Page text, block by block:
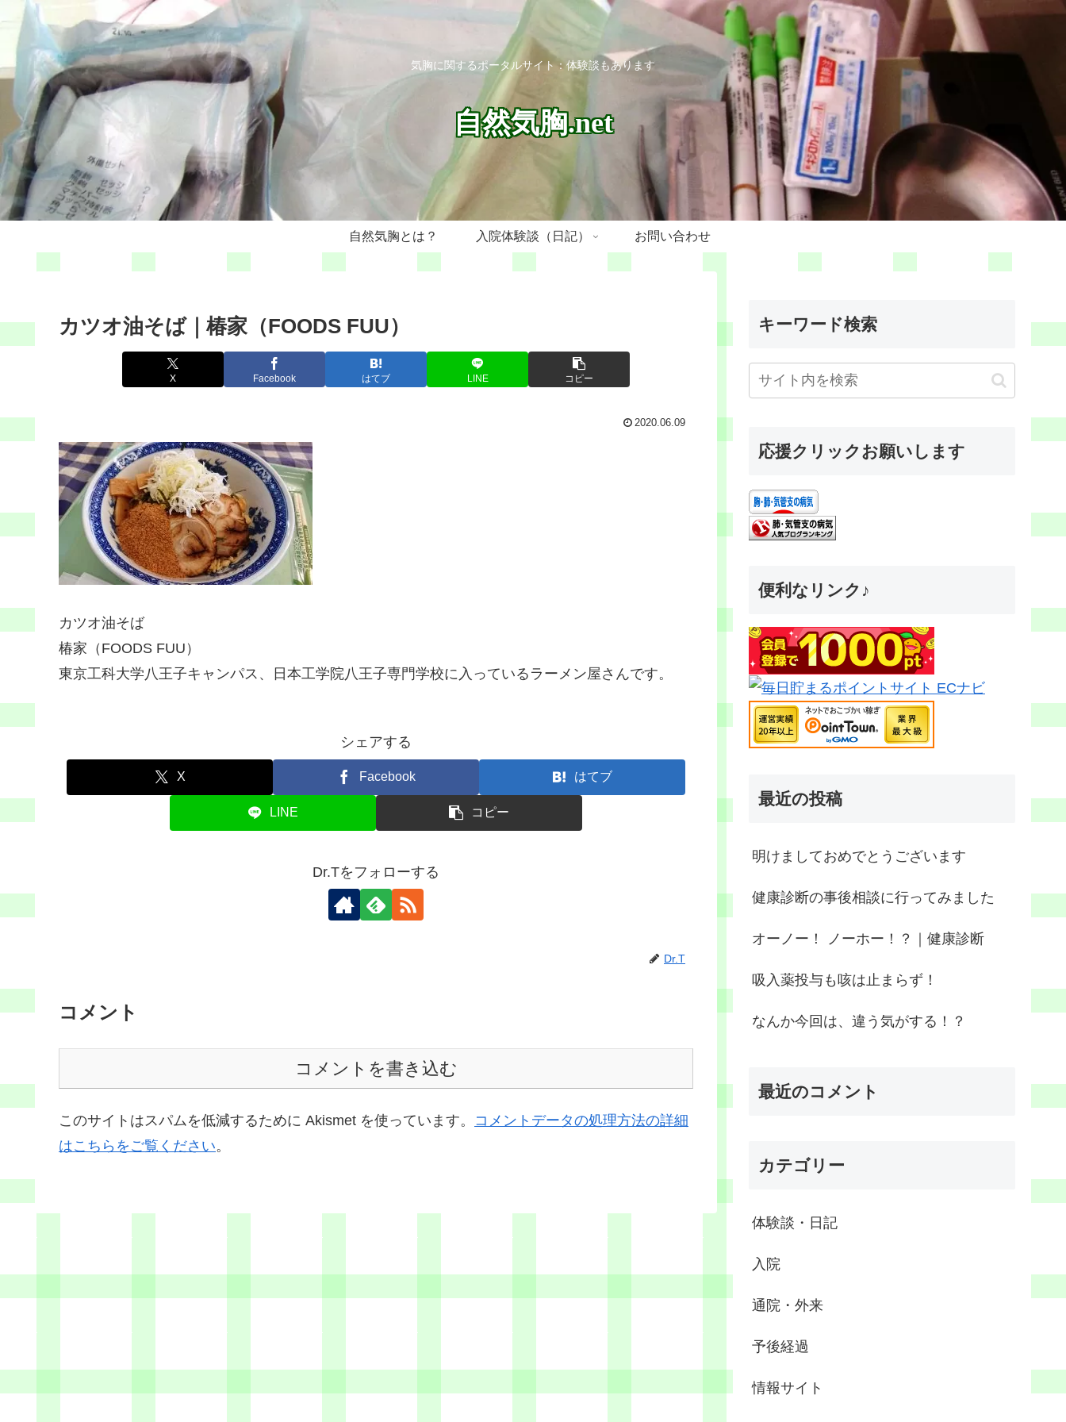
気胸に関するポータルサイト：体験談もあります
自然気胸.net
自然気胸とは？ 入院体験談（日記） お問い合わせ
カツオ油そば｜椿家（FOODS FUU）
X Facebook はてブ LINE コピー
2020.06.09
カツオ油そば
椿家（FOODS FUU）
東京工科大学八王子キャンパス、日本工学院八王子専門学校に入っているラーメン屋さんです。
シェアする
X Facebook はてブ
LINE コピー
Dr.Tをフォローする
Dr.T
コメント
コメントを書き込む
このサイトはスパムを低減するために Akismet を使っています。 コメントデータの処理方法の詳細
はこちらをご覧ください。
キーワード検索
応援クリックお願いします
便利なリンク♪
最近の投稿
明けましておめでとうございます
健康診断の事後相談に行ってみました
オーノー！ ノーホー！？｜健康診断
吸入薬投与も咳は止まらず！
なんか今回は、違う気がする！？
最近のコメント
カテゴリー
体験談・日記
入院
通院・外来
予後経過
情報サイト